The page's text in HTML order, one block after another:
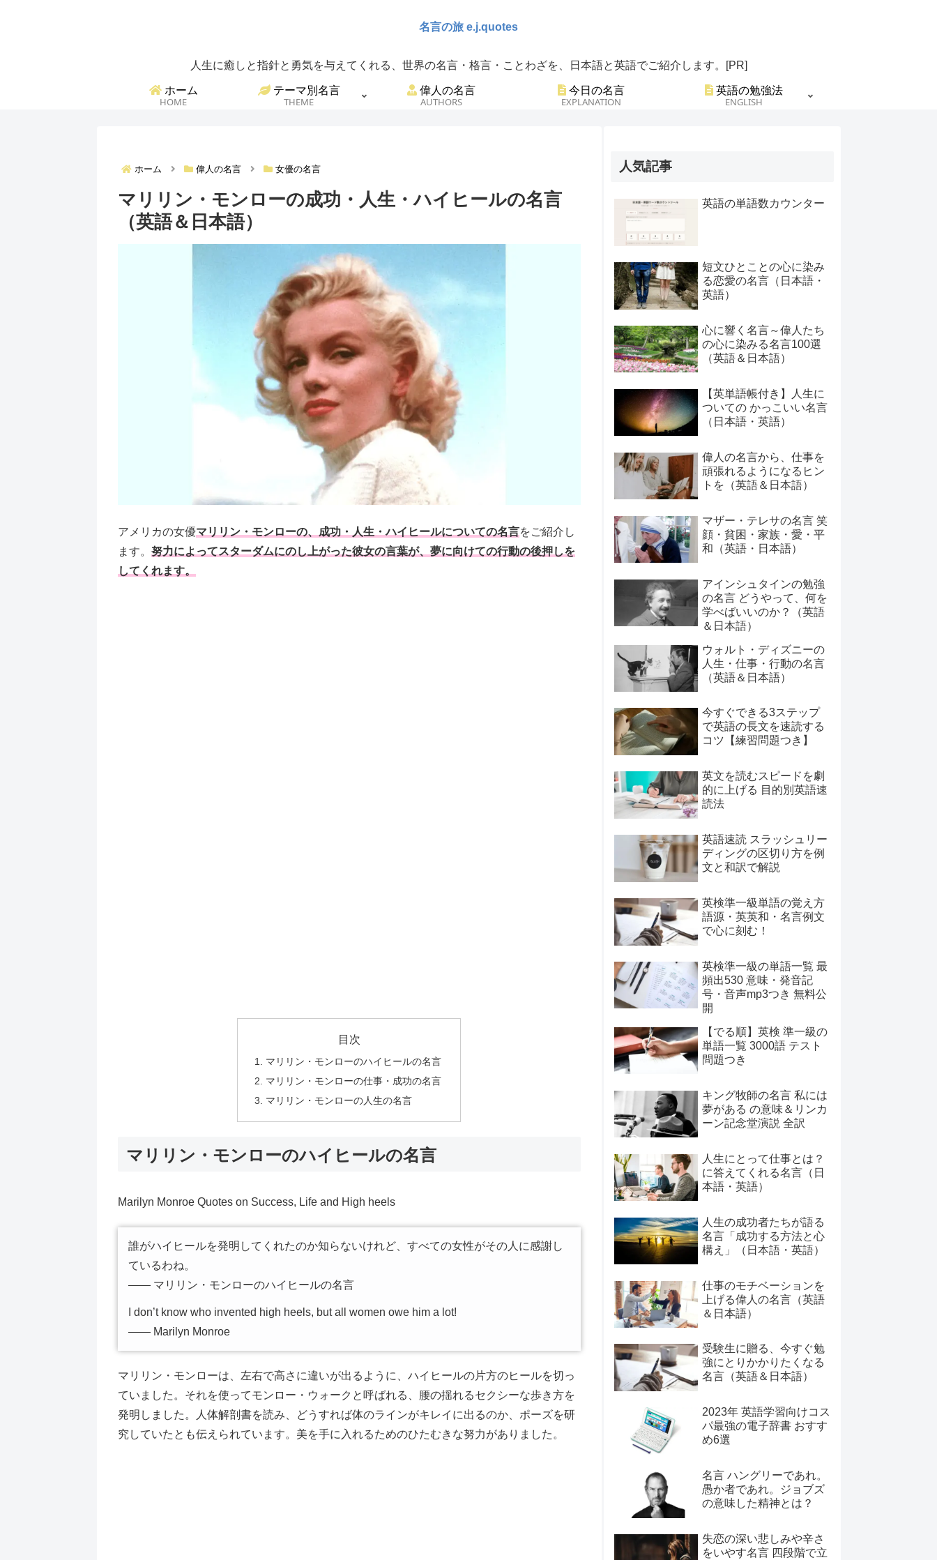
人生に癒しと指針と勇気を与えてくれる、世界の名言・格言・ことわざを、日本語と英語でご紹介します。[PR]
ホーム
HOME
テーマ別名言
THEME
偉人の名言
AUTHORS
今日の名言
EXPLANATION
英語の勉強法
ENGLISH
ホーム 偉人の名言 女優の名言
マリリン・モンローの成功・人生・ハイヒールの名言
（英語＆日本語）
アメリカの女優マリリン・モンローの、成功・人生・ハイヒールについての名言をご紹介し
ます。努力によってスターダムにのし上がった彼女の言葉が、夢に向けての行動の後押しを
してくれます。
目次
マリリン・モンローのハイヒールの名言
マリリン・モンローの仕事・成功の名言
マリリン・モンローの人生の名言
マリリン・モンローのハイヒールの名言
Marilyn Monroe Quotes on Success, Life and High heels
誰がハイヒールを発明してくれたのか知らないけれど、すべての女性がその人に感謝し
ているわね。
―― マリリン・モンローのハイヒールの名言
I don’t know who invented high heels, but all women owe him a lot!
―― Marilyn Monroe
マリリン・モンローは、左右で高さに違いが出るように、ハイヒールの片方のヒールを切っ
ていました。それを使ってモンロー・ウォークと呼ばれる、腰の揺れるセクシーな歩き方を
発明しました。人体解剖書を読み、どうすれば体のラインがキレイに出るのか、ポーズを研
究していたとも伝えられています。美を手に入れるためのひたむきな努力がありました。
人気記事
英語の単語数カウンター
短文ひとことの心に染み
る恋愛の名言（日本語・
英語）
心に響く名言～偉人たち
の心に染みる名言100選
（英語＆日本語）
【英単語帳付き】人生に
ついての かっこいい名言
（日本語・英語）
偉人の名言から、仕事を
頑張れるようになるヒン
トを（英語＆日本語）
マザー・テレサの名言 笑
顔・貧困・家族・愛・平
和（英語・日本語）
アインシュタインの勉強
の名言 どうやって、何を
学べばいいのか？（英語
＆日本語）
ウォルト・ディズニーの
人生・仕事・行動の名言
（英語＆日本語）
今すぐできる3ステップ
で英語の長文を速読する
コツ【練習問題つき】
英文を読むスピードを劇
的に上げる 目的別英語速
読法
英語速読 スラッシュリー
ディングの区切り方を例
文と和訳で解説
英検準一級単語の覚え方
語源・英英和・名言例文
で心に刻む！
英検準一級の単語一覧 最
頻出530 意味・発音記
号・音声mp3つき 無料公
開
【でる順】英検 準一級の
単語一覧 3000語 テスト
問題つき
キング牧師の名言 私には
夢がある の意味＆リンカ
ーン記念堂演説 全訳
人生にとって仕事とは？
に答えてくれる名言（日
本語・英語）
人生の成功者たちが語る
名言「成功する方法と心
構え」（日本語・英語）
仕事のモチベーションを
上げる偉人の名言（英語
＆日本語）
受験生に贈る、今すぐ勉
強にとりかかりたくなる
名言（英語＆日本語）
2023年 英語学習向けコス
パ最強の電子辞書 おすす
め6選
名言 ハングリーであれ。
愚か者であれ。ジョブズ
の意味した精神とは？
失恋の深い悲しみや辛さ
をいやす名言 四段階で立